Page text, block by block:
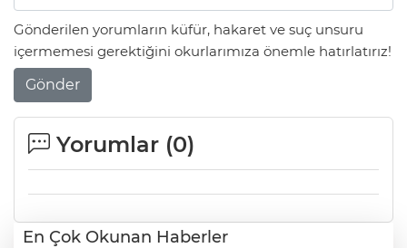
Gönderilen yorumların küfür, hakaret ve suç unsuru
içermemesi gerektiğini okurlarımıza önemle hatırlatırız!
Gönder
Yorumlar (0)
En Çok Okunan Haberler